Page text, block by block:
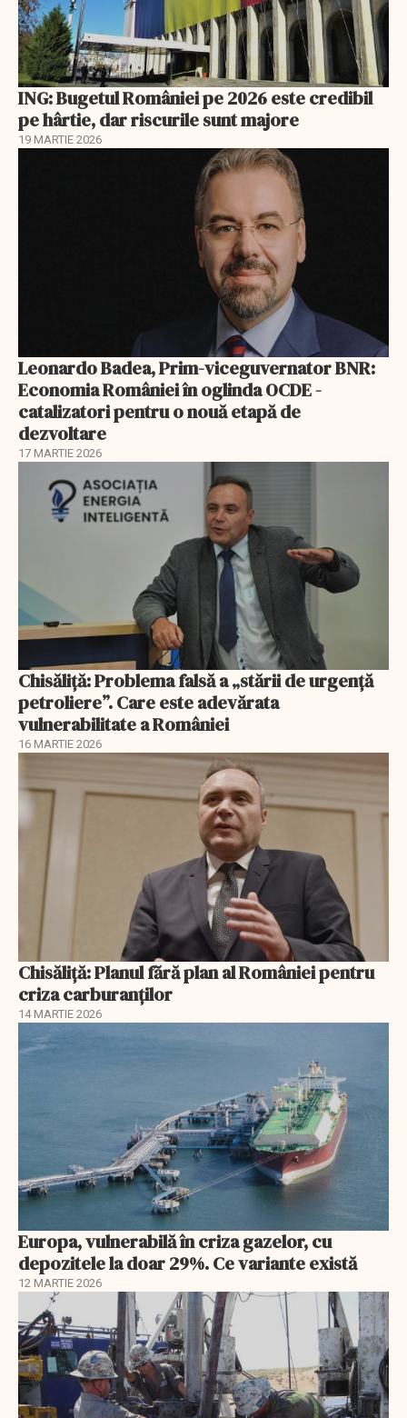
ING: Bugetul României pe 2026 este credibil
pe hârtie, dar riscurile sunt majore
19 MARTIE 2026
Leonardo Badea, Prim-viceguvernator BNR:
Economia României în oglinda OCDE -
catalizatori pentru o nouă etapă de
dezvoltare
17 MARTIE 2026
Chisăliță: Problema falsă a „stării de urgență
petroliere”. Care este adevărata
vulnerabilitate a României
16 MARTIE 2026
Chisăliță: Planul fără plan al României pentru
criza carburanților
14 MARTIE 2026
Europa, vulnerabilă în criza gazelor, cu
depozitele la doar 29%. Ce variante există
12 MARTIE 2026